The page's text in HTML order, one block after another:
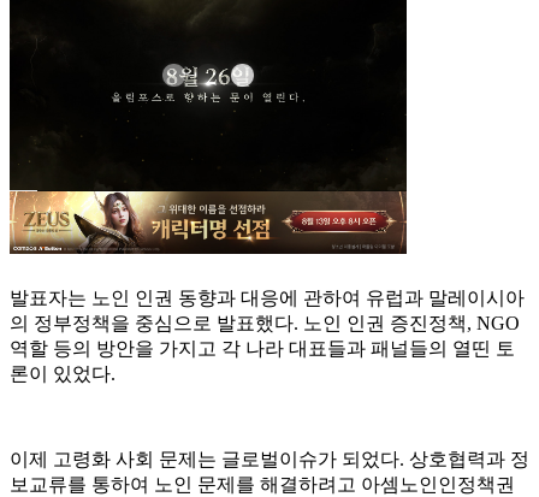
발표자는 노인 인권 동향과 대응에 관하여 유럽과 말레이시아
의 정부정책을 중심으로 발표했다. 노인 인권 증진정책, NGO
역할 등의 방안을 가지고 각 나라 대표들과 패널들의 열띤 토
론이 있었다.
이제 고령화 사회 문제는 글로벌이슈가 되었다. 상호협력과 정
보교류를 통하여 노인 문제를 해결하려고 아셈노인인정책권